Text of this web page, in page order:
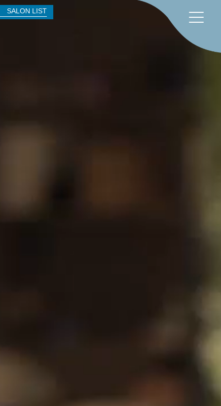
SALON LIST